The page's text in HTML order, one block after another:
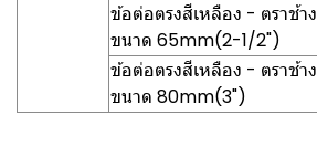
ข้อต่อตรงสีเหลือง - ตราช้าง
ขนาด 65mm(2-1/2")
ข้อต่อตรงสีเหลือง - ตราช้าง
ขนาด 80mm(3")